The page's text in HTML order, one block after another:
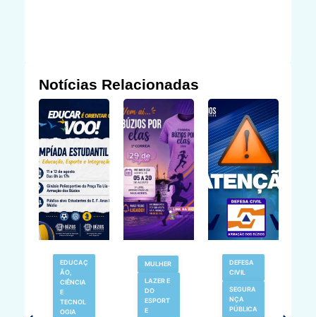
Notícias Relacionadas
EDUCAÇ
ÃO,
CIÊNCIA
E
TECNOL
OGIA
MULHER
LAZER E
DO
ESPORT
E
DEFESA
CIVIL
SEGURA
NÇA
PÚBLICA